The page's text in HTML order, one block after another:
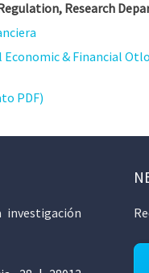
Research
& Financial
PDF)